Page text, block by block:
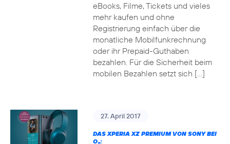
eBooks, Filme, Tickets und vieles
mehr kaufen und ohne
Registrierung einfach über die
monatliche Mobilfunkrechnung
oder ihr Prepaid-Guthaben
bezahlen. Für die Sicherheit beim
mobilen Bezahlen setzt sich […]
27. April 2017
DAS XPERIA XZ PREMIUM VON SONY BEI
O :